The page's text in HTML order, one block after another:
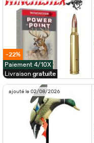
-22%
Paiement 4/10X
Livraison gratuite
ajouté le 02/08/2026